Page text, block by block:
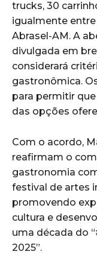
trucks, 30
igualmente
Abrasel-AM. A
divulgada em
considerará
gastronômica.
para permitir
das opções
Com o acordo,
reafirmam o
gastronomia
festival de artes
promovendo
cultura e
uma década do
2025”.